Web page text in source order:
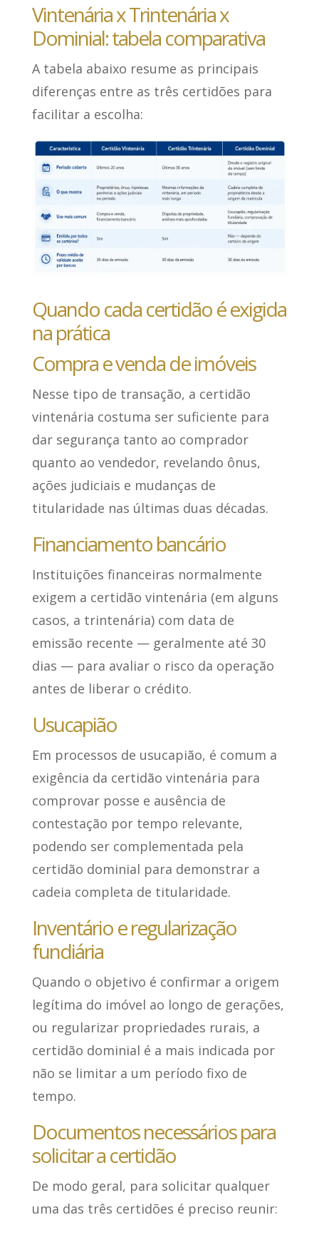
Vintenária x Trintenária x
Dominial: tabela comparativa
A tabela abaixo resume as principais
diferenças entre as três certidões para
facilitar a escolha:
Quando cada certidão é exigida
na prática
Compra e venda de imóveis
Nesse tipo de transação, a certidão
vintenária costuma ser suficiente para
dar segurança tanto ao comprador
quanto ao vendedor, revelando ônus,
ações judiciais e mudanças de
titularidade nas últimas duas décadas.
Financiamento bancário
Instituições financeiras normalmente
exigem a certidão vintenária (em alguns
casos, a trintenária) com data de
emissão recente — geralmente até 30
dias — para avaliar o risco da operação
antes de liberar o crédito.
Usucapião
Em processos de usucapião, é comum a
exigência da certidão vintenária para
comprovar posse e ausência de
contestação por tempo relevante,
podendo ser complementada pela
certidão dominial para demonstrar a
cadeia completa de titularidade.
Inventário e regularização
fundiária
Quando o objetivo é confirmar a origem
legítima do imóvel ao longo de gerações,
ou regularizar propriedades rurais, a
certidão dominial é a mais indicada por
não se limitar a um período fixo de
tempo.
Documentos necessários para
solicitar a certidão
De modo geral, para solicitar qualquer
uma das três certidões é preciso reunir: